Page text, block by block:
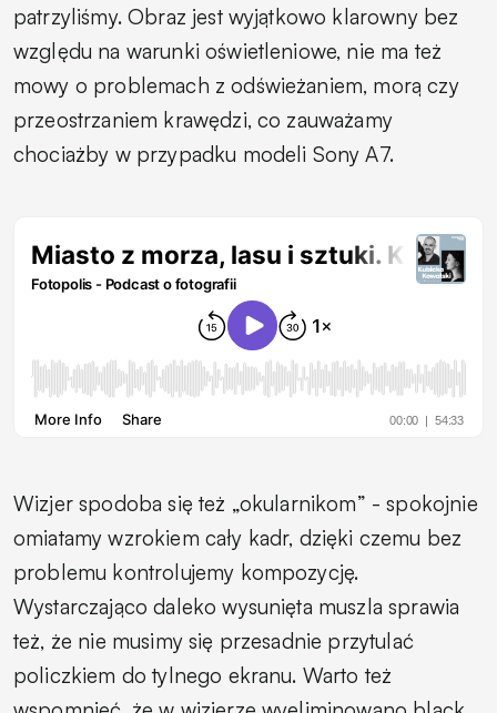
patrzyliśmy. Obraz jest wyjątkowo klarowny bez
względu na warunki oświetleniowe, nie ma też
mowy o problemach z odświeżaniem, morą czy
przeostrzaniem krawędzi, co zauważamy
chociażby w przypadku modeli Sony A7.
Wizjer spodoba się też „okularnikom” - spokojnie
omiatamy wzrokiem cały kadr, dzięki czemu bez
problemu kontrolujemy kompozycję.
Wystarczająco daleko wysunięta muszla sprawia
też, że nie musimy się przesadnie przytulać
policzkiem do tylnego ekranu. Warto też